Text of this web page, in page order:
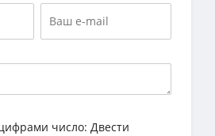
число: Двести